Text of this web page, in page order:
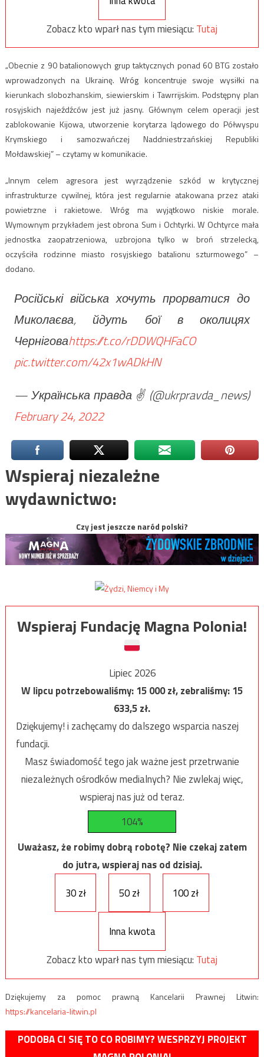
Zobacz kto wparł nas tym miesiącu: Tutaj
„Obecnie z 90 batalionowych grup taktycznych ponad 60 BTG zostało
wprowadzonych na Ukrainę. Wróg koncentruje swoje wysiłki na
kierunkach slobozhanskim, siewierskim i Tawrrijskim. Podstępny plan
rosyjskich najeźdźców jest już jasny. Głównym celem operacji jest
zablokowanie Kijowa, utworzenie korytarza lądowego do Półwyspu
Krymskiego i samozwańczej Naddniestrzańskiej Republiki
Mołdawskiej” – czytamy w komunikacie.
„Innym celem agresora jest wyrządzenie szkód w krytycznej
infrastrukturze cywilnej, która jest regularnie atakowana przez ataki
powietrzne i rakietowe. Wróg ma wyjątkowo niskie morale.
Wymownym przykładem jest obrona Sum i Ochtyrki. W Ochtyrce mała
jednostka zaopatrzeniowa, uzbrojona tylko w broń strzelecką,
oczyściła rodzinne miasto rosyjskiego batalionu szturmowego” –
dodano.
Російські війська хочуть прорватися до
Миколаєва, йдуть бої в околицях
Черніговаhttps://t.co/rDDWQHFaCO
pic.twitter.com/42x1wADkHN
— Українська правда ✌️ (@ukrpravda_news)
February 24, 2022
Wspieraj niezależne
wydawnictwo:
Czy jest jeszcze naród polski?
Wspieraj Fundację Magna Polonia!
Lipiec 2026
W lipcu potrzebowaliśmy:15 000zł, zebraliśmy:15
633,5zł.
Dziękujemy! i zachęcamy do dalszego wsparcia naszej
fundacji.
Masz świadomość tego jak ważne jest przetrwanie
niezależnych ośrodków medialnych? Nie zwlekaj więc,
wspieraj nas już od teraz.
104%
Uważasz, że robimy dobrą robotę? Nie czekaj zatem
do jutra, wspieraj nas od dzisiaj.
30 zł
50 zł 100 zł
Inna kwota
Zobacz kto wparł nas tym miesiącu: Tutaj
Dziękujemy za pomoc prawną Kancelarii Prawnej Litwin:
https://kancelaria-litwin.pl
PODOBA CI SIĘ TO CO ROBIMY? WESPRZYJ PROJEKT